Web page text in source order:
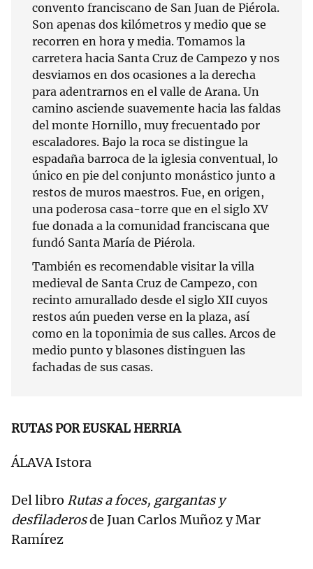
convento franciscano de San Juan de Piérola.
Son apenas dos kilómetros y medio que se
recorren en hora y media. Tomamos la
carretera hacia Santa Cruz de Campezo y nos
desviamos en dos ocasiones a la derecha
para adentrarnos en el valle de Arana. Un
camino asciende suavemente hacia las faldas
del monte Hornillo, muy frecuentado por
escaladores. Bajo la roca se distingue la
espadaña barroca de la iglesia conventual, lo
único en pie del conjunto monástico junto a
restos de muros maestros. Fue, en origen,
una poderosa casa-torre que en el siglo XV
fue donada a la comunidad franciscana que
fundó Santa María de Piérola.
También es recomendable visitar la villa
medieval de Santa Cruz de Campezo, con
recinto amurallado desde el siglo XII cuyos
restos aún pueden verse en la plaza, así
como en la toponimia de sus calles. Arcos de
medio punto y blasones distinguen las
fachadas de sus casas.
RUTAS POR EUSKAL HERRIA
ÁLAVA Istora
Del libro Rutas a foces, gargantas y
desfiladerosde Juan Carlos Muñoz y Mar
Ramírez